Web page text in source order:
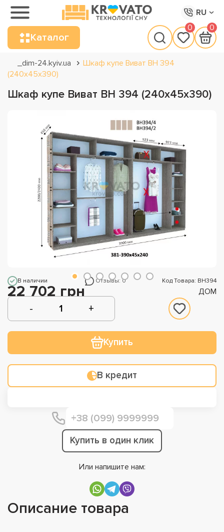
RU
Каталог
0 0
_dim-24.kyiv.ua
Шкаф купе Виват ВН 394
(240х45х390)
Шкаф купе Виват ВН 394 (240х45х390)
В наличии Отзывы: 0 Код Товара: ВН394
22 702 грн ДОМ
Купить
В кредит
Купить в один клик
Или напишите нам:
Описание товара